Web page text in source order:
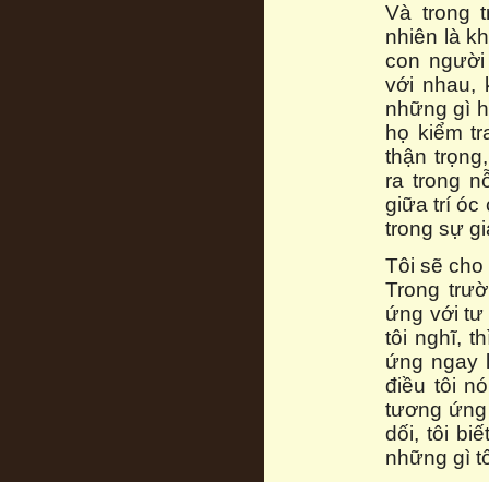
Và trong
nhiên là
con
với nhau,
những gì
họ kiểm
thận
ra trong
giữa trí óc
trong sự
Tôi sẽ
Trong
ứng với
tôi nghĩ,
ứng ngay
điều tôi
tương ứng
dối, tôi
những gì